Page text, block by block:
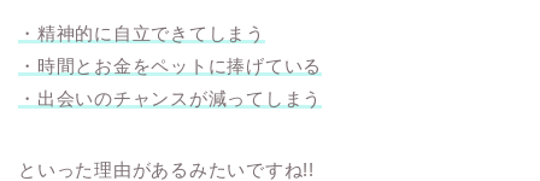
・精神的に自立できてしまう
・時間とお金をペットに捧げている
・出会いのチャンスが減ってしまう
といった理由があるみたいですね!!